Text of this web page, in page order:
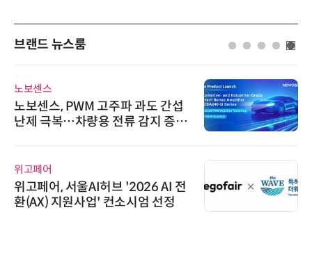
브랜드 뉴스룸
노보센스
노보센스, PWM 고주파 과도 간섭
난제 극복…차량용 전류 감지 증폭
위고페어
위고페어, 서울AI허브 '2026 AI 전
환(AX) 지원사업' 컨소시엄 선정